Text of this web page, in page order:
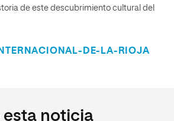
de este descubrimiento cultural del
DE-LA-RIOJA
noticia